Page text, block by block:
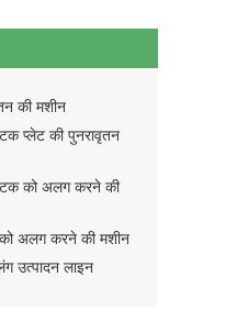
की मशीन
प्लेट की पुनरावृतन
को अलग करने की
अलग करने की मशीन
उत्पादन लाइन